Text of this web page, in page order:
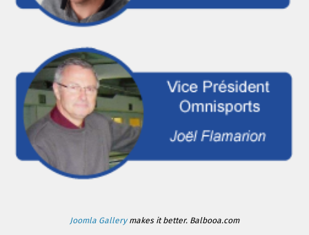
Joomla Gallerymakes it better. Balbooa.com